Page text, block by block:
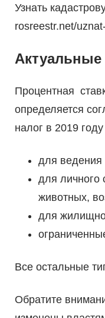
Узнать
rosreestr.net/
Актуальные
Процентная
определяется
налог в 2019
для ведения
для личного
животных,
для
Все остальные
Обратите